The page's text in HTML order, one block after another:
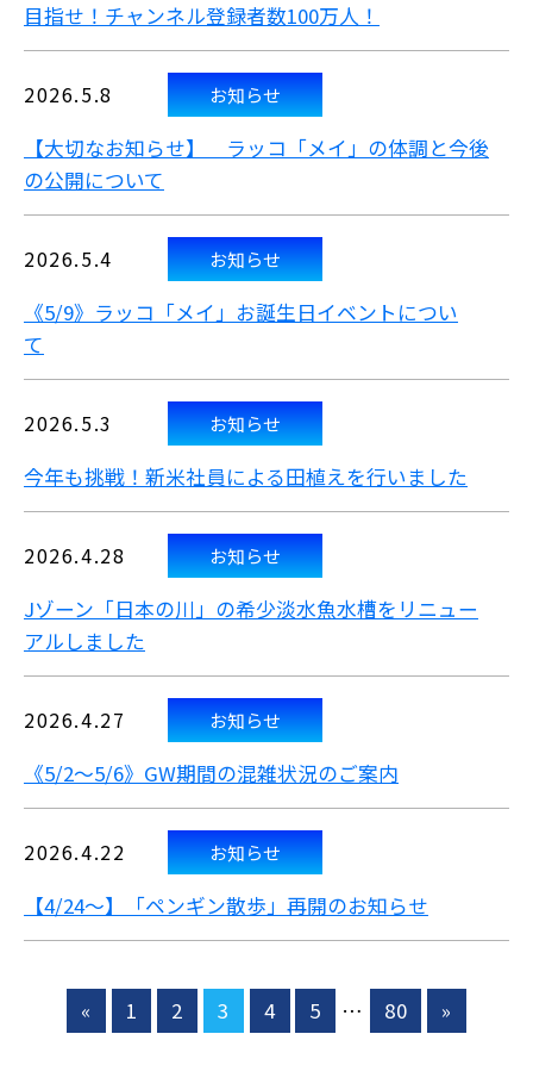
目指せ！チャンネル登録者数100万人！
2026.5.8 お知らせ
【大切なお知らせ】 ラッコ「メイ」の体調と今後
の公開について
2026.5.4 お知らせ
《5/9》ラッコ「メイ」お誕生日イベントについ
て
2026.5.3 お知らせ
今年も挑戦！新米社員による田植えを行いました
2026.4.28 お知らせ
Jゾーン「日本の川」の希少淡水魚水槽をリニュー
アルしました
2026.4.27 お知らせ
《5/2～5/6》GW期間の混雑状況のご案内
2026.4.22 お知らせ
【4/24～】「ペンギン散歩」再開のお知らせ
« 1 2 3 4 5 … 80 »